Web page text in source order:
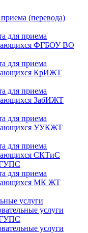
(перевода)
для приема
ФГБОУ ВО
для приема
КрИЖТ
для приема
ЗабИЖТ
для приема
УУКЖТ
для приема
СКТиС
для приема
МК ЖТ
услуги
услуги
услуги